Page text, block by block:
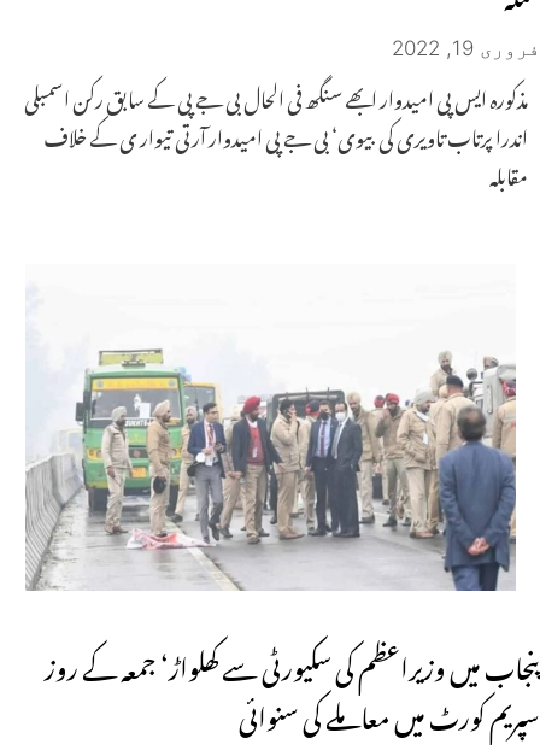
فروری 19, 2022
مذکورہ ایس پی امیدوار ابھے سنگھ فی الحال بی جے پی کے سابق رکن اسمبلی
اندرا پرتاب تاویری کی بیوی‘ بی جے پی امیدوار آرتی تیوار ی کے خلاف
مقابلہ
پنجاب میں وزیراعظم کی سکیورٹی سے کھلواڑ‘ جمعہ کے روز
سپریم کورٹ میں معاملے کی سنوائی